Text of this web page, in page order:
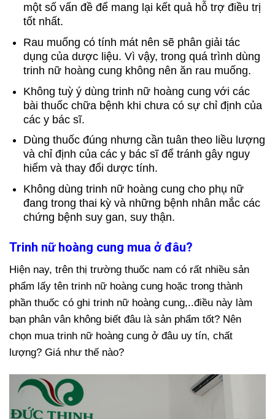
một số vấn đề để mang lại kết quả hỗ trợ điều trị
tốt nhất.
Rau muống có tính mát nên sẽ phân giải tác
dụng của dược liệu. Vì vậy, trong quá trình dùng
trinh nữ hoàng cung không nên ăn rau muống.
Không tuỳ ý dùng trinh nữ hoàng cung với các
bài thuốc chữa bệnh khi chưa có sự chỉ định của
các y bác sĩ.
Dùng thuốc đúng nhưng cần tuân theo liều lượng
và chỉ định của các y bác sĩ để tránh gây nguy
hiểm và thay đổi dược tính.
Không dùng trinh nữ hoàng cung cho phụ nữ
đang trong thai kỳ và những bệnh nhân mắc các
chứng bệnh suy gan, suy thận.
Trinh nữ hoàng cung mua ở đâu?
Hiện nay, trên thị trường thuốc nam có rất nhiều sản
phẩm lấy tên trinh nữ hoàng cung hoặc trong thành
phần thuốc có ghi trinh nữ hoàng cung,..điều này làm
bạn phân vân không biết đâu là sản phẩm tốt? Nên
chọn mua trinh nữ hoàng cung ở đâu uy tín, chất
lượng? Giá như thế nào?